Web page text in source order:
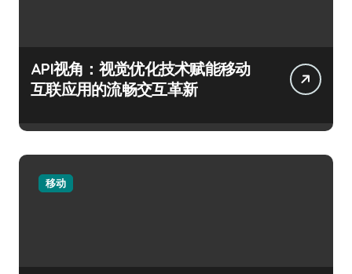
API视角：视觉优化技术赋能移动
互联应用的流畅交互革新
移动